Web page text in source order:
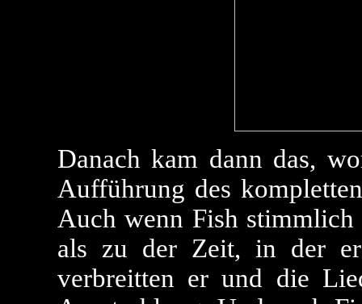
Danach kam dann das,
Aufführung des
Auch wenn Fish
als zu der Zeit, in der er
verbreitten er und die